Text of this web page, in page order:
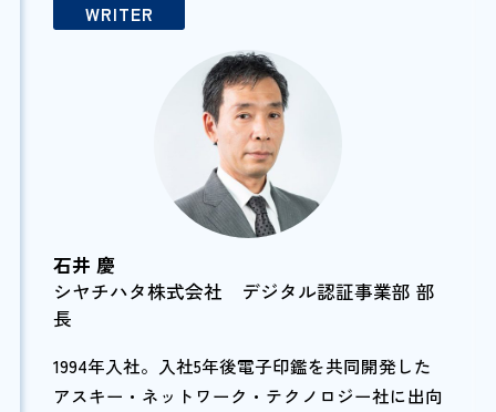
WRITER
石井 慶
シヤチハタ株式会社 デジタル認証事業部 部
長
1994年入社。入社5年後電子印鑑を共同開発した
アスキー・ネットワーク・テクノロジー社に出向